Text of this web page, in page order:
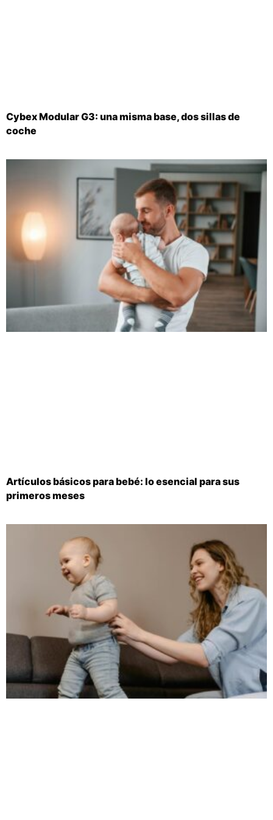
Cybex Modular G3: una misma base, dos sillas de
coche
Artículos básicos para bebé: lo esencial para sus
primeros meses